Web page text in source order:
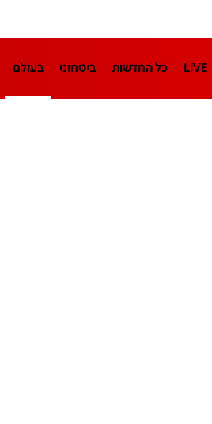
LIVE כל החדשות ביטחוני בעולם